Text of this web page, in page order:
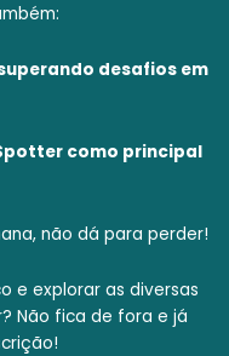
desafios em
como principal
não dá para perder!
e explorar as diversas
Não fica de fora e já